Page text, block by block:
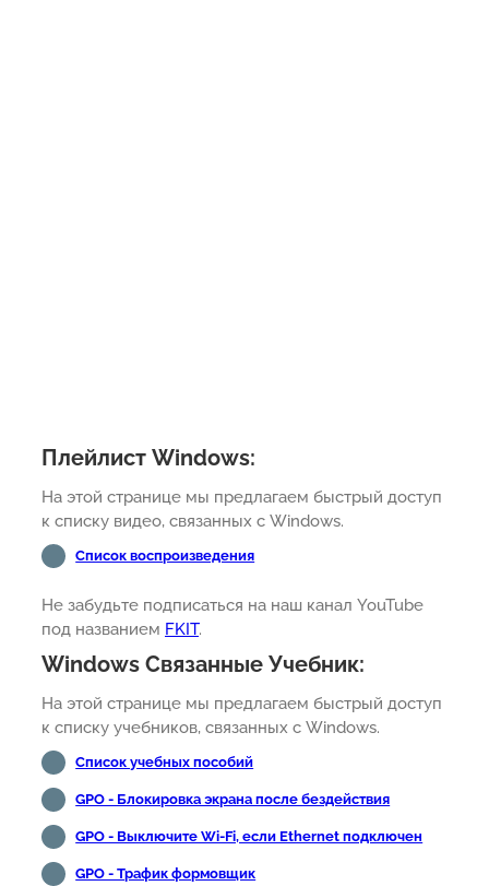
Плейлист Windows:
На этой странице мы предлагаем быстрый доступ
к списку видео, связанных с Windows.
Список воспроизведения
Не забудьте подписаться на наш канал YouTube
под названием FKIT.
Windows Связанные Учебник:
На этой странице мы предлагаем быстрый доступ
к списку учебников, связанных с Windows.
Список учебных пособий
GPO - Блокировка экрана после бездействия
GPO - Выключите Wi-Fi, если Ethernet подключен
GPO - Трафик формовщик